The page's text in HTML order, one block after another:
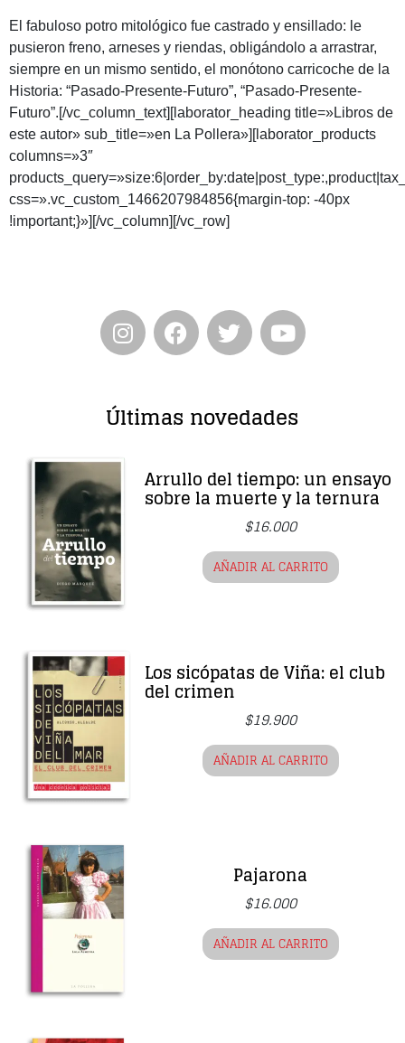
El fabuloso potro mitológico fue castrado y ensillado: le
pusieron freno, arneses y riendas, obligándolo a arrastrar,
siempre en un mismo sentido, el monótono carricoche de la
Historia: “Pasado-Presente-Futuro”, “Pasado-Presente-
Futuro”.[/vc_column_text][laborator_heading title=»Libros de
este autor» sub_title=»en La Pollera»][laborator_products
columns=»3″
css=».vc_custom_1466207984856{margin-top: -40px
!important;}»][/vc_column][/vc_row]
Últimas novedades
Arrullo del tiempo: un ensayo
sobre la muerte y la ternura
$16.000
AÑADIR AL CARRITO
Los sicópatas de Viña: el club
del crimen
$19.900
AÑADIR AL CARRITO
Pajarona
$16.000
AÑADIR AL CARRITO